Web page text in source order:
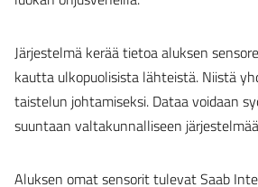
Järjestelmä kerää tietoa aluksen
kautta ulkopuolisista lähteistä. Niistä
taistelun johtamiseksi. Dataa voidaan
suuntaan valtakunnalliseen
Aluksen omat sensorit tulevat Saab